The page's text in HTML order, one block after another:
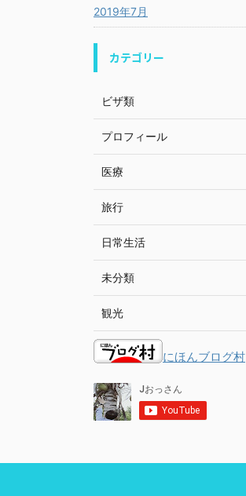
2019年7月
カテゴリー
ビザ類
プロフィール
医療
旅行
日常生活
未分類
観光
にほんブログ村